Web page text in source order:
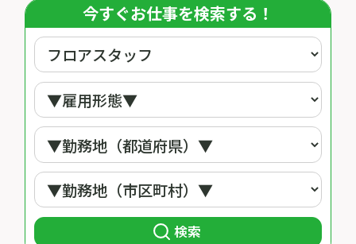
今すぐお仕事を検索する！
検索